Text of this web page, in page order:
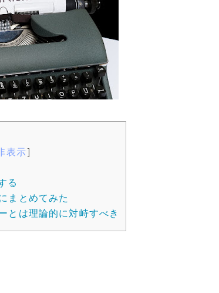
表示]
る
まとめてみた
とは理論的に対峙すべき